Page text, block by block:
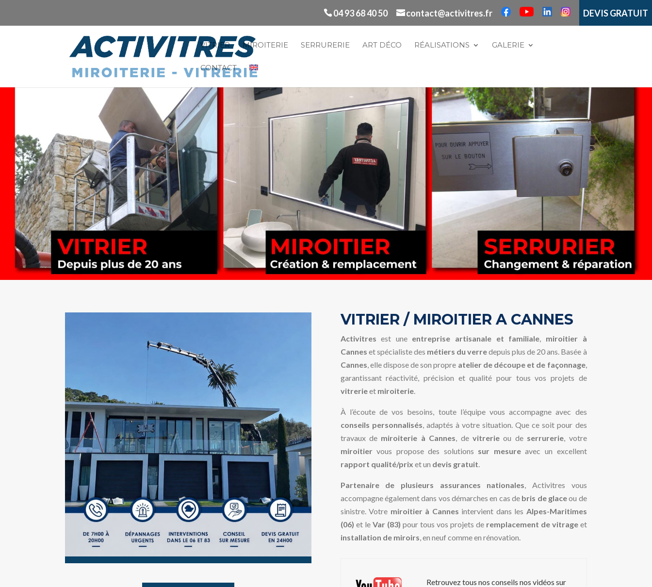
04 93 68 40 50 contact@activitres.fr DEVIS GRATUIT
VITRIER MIROITERIE SERRURERIE ART DÉCO RÉALISATIONS GALERIE
CONTACT
VITRIER / MIROITIER A CANNES
Activitres est une entreprise artisanale et familiale, miroitier à
Cannes et spécialiste des métiers du verredepuis plus de 20 ans. Basée à
Cannes, elle dispose de son propre atelier de découpe et de façonnage,
garantissant réactivité, précision et qualité pour tous vos projets de
vitrerieet miroiterie.
À l’écoute de vos besoins, toute l’équipe vous accompagne avec des
conseils personnalisés, adaptés à votre situation. Que ce soit pour des
travaux de miroiterie à Cannes, de vitrerieou de serrurerie, votre
miroitiervous propose des solutions sur mesureavec un excellent
rapport qualité/prix et un devis gratuit.
Partenaire de plusieurs assurances nationales, Activitres vous
accompagne également dans vos démarches en cas de bris de glaceou de
sinistre. Votre miroitier à Cannes intervient dans les Alpes-Maritimes
(06) et le Var (83) pour tous vos projets de remplacement de vitrageet
installation de miroirs, en neuf comme en rénovation.
Retrouvez tous nos conseils nos vidéos sur